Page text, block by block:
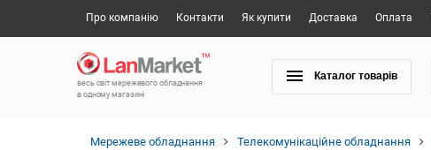
Про компанію Контакти Як купити Доставка Оплата
весь світ мережевого обладнання
в одному магазині
Каталог товарів
Мережеве обладнання Телекомунікаційне обладнання